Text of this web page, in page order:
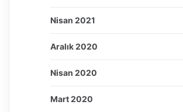
Nisan 2021
Aralık 2020
Nisan 2020
Mart 2020